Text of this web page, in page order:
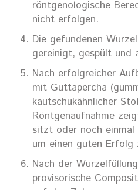
röntgenologische
nicht erfolgen.
Die gefundenen
gereinigt, gespült und
Nach erfolgreicher
mit Guttapercha
kautschukähnlicher
Röntgenaufnahme
sitzt oder noch einmal
um einen guten Erfolg
Nach der
provisorische